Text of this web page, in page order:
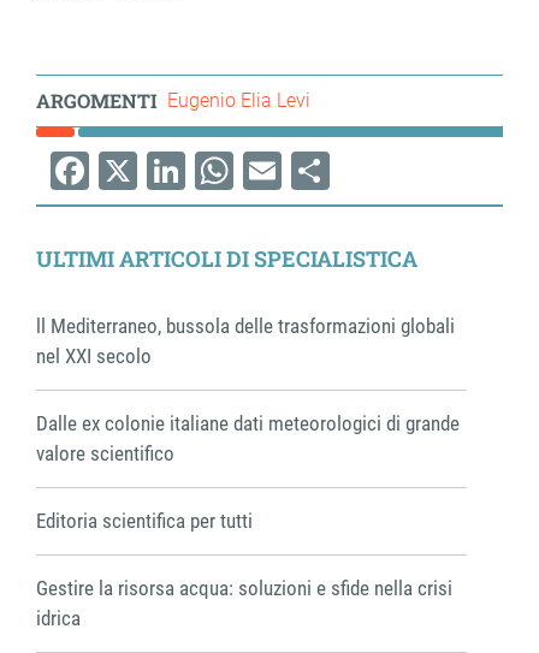
ARGOMENTI Eugenio Elia Levi
Facebook
X LinkedIn
WhatsApp
EmailShare
ULTIMI ARTICOLI DI SPECIALISTICA
ll Mediterraneo, bussola delle trasformazioni globali
nel XXI secolo
Dalle ex colonie italiane dati meteorologici di grande
valore scientifico
Editoria scientifica per tutti
Gestire la risorsa acqua: soluzioni e sfide nella crisi
idrica